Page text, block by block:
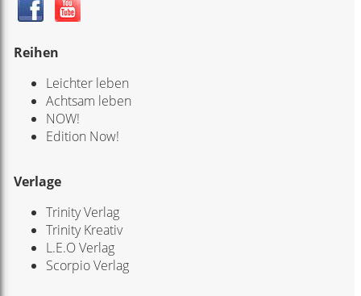
Reihen
Leichter leben
Achtsam leben
NOW!
Edition Now!
Verlage
Trinity Verlag
Trinity Kreativ
L.E.O Verlag
Scorpio Verlag